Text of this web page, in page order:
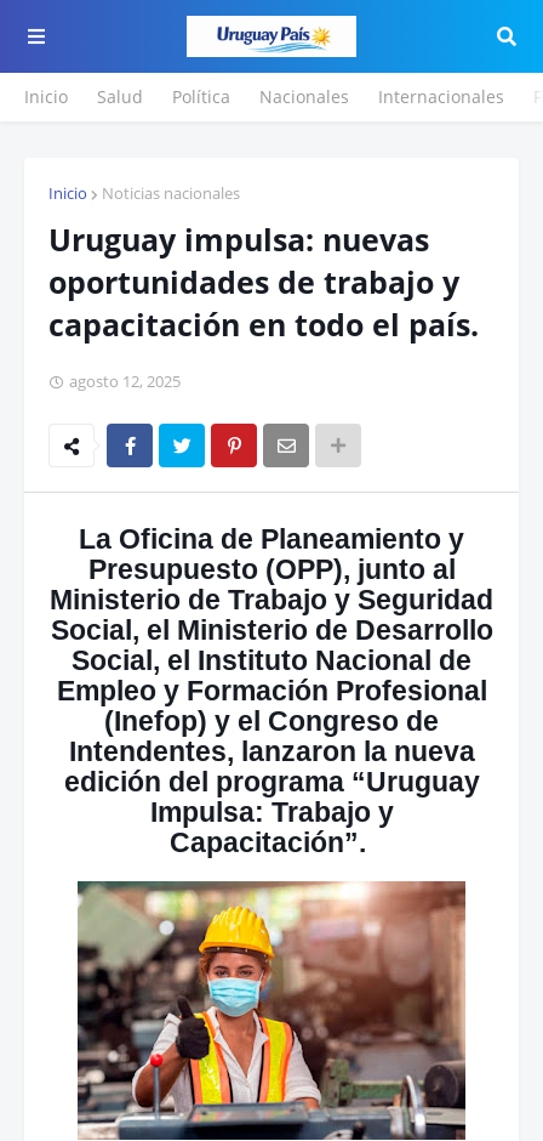
Inicio Salud Política Nacionales Internacionales
Inicio Noticias nacionales
Uruguay impulsa: nuevas
oportunidades de trabajo y
capacitación en todo el país.
agosto 12, 2025
La Oficina de Planeamiento y
Presupuesto (OPP), junto al
Ministerio de Trabajo y Seguridad
Social, el Ministerio de Desarrollo
Social, el Instituto Nacional de
Empleo y Formación Profesional
(Inefop) y el Congreso de
Intendentes, lanzaron la nueva
edición del programa “Uruguay
Impulsa: Trabajo y
Capacitación”.